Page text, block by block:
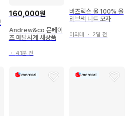
160,000원
Andrew&co 문페이
즈 메탈시계 새상품
・ 41분 전
버즈릭슨 울 100% 올
리브색 니트 모자
이와테 ・ 2달 전